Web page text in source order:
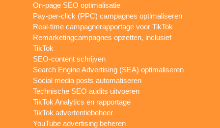
On-page SEO optimalisatie
Pay-per-click (PPC) campagnes optimaliseren
Real-time campagnerapportage voor TikTok
Remarketingcampagnes opzetten, inclusief
TikTok
SEO-content schrijven
Search Engine Advertising (SEA) optimaliseren
Social media posts automatiseren
Technische SEO audits uitvoeren
TikTok Analytics en rapportage
TikTok advertentiebeheer
YouTube advertising beheren